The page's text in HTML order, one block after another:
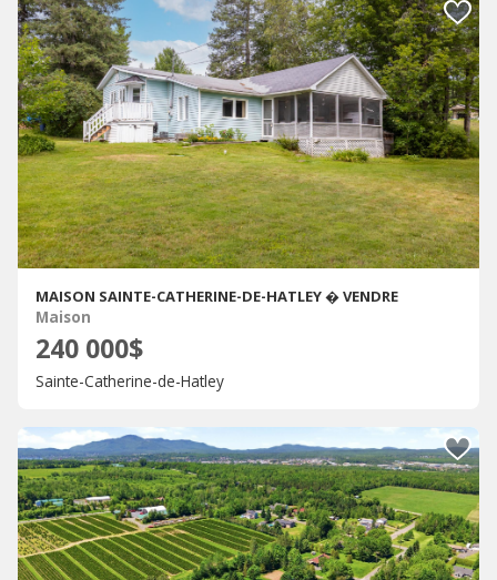
MAISON SAINTE-CATHERINE-DE-HATLEY � VENDRE
Maison
240 000$
Sainte-Catherine-de-Hatley